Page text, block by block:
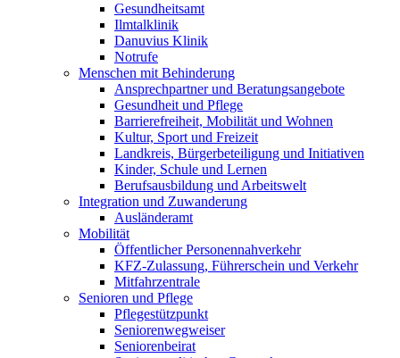
Gesundheitsamt
Ilmtalklinik
Danuvius Klinik
Notrufe
Menschen mit Behinderung
Ansprechpartner und Beratungsangebote
Gesundheit und Pflege
Barrierefreiheit, Mobilität und Wohnen
Kultur, Sport und Freizeit
Landkreis, Bürgerbeteiligung und Initiativen
Kinder, Schule und Lernen
Berufsausbildung und Arbeitswelt
Integration und Zuwanderung
Ausländeramt
Mobilität
Öffentlicher Personennahverkehr
KFZ-Zulassung, Führerschein und Verkehr
Mitfahrzentrale
Senioren und Pflege
Pflegestützpunkt
Seniorenwegweiser
Seniorenbeirat